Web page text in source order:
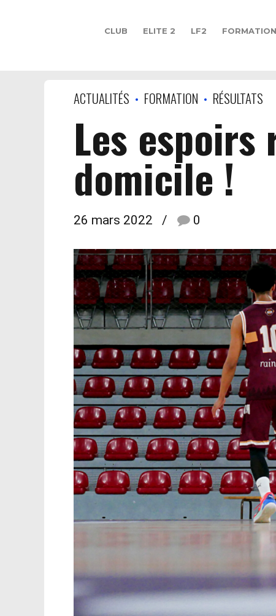
CLUB ELITE 2 LF2 FORMATION
ACTUALITÉS FORMATION RÉSULTATS
Les
domicile !
26 mars 2022 0